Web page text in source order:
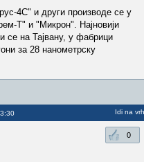
4С" и други производе се у
Т" и "Микрон". Најновији
се на Тајвану, у фабрици
за 28 нанометрску
Idi na vrh
0